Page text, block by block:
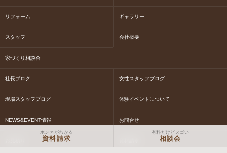
リフォーム ギャラリー
スタッフ 会社概要
家づくり相談会
社長ブログ 女性スタッフブログ
現場スタッフブログ 体験イベントについて
NEWS&EVENT情報 お問合せ
ホンネがわかる
資料請求
有料だけどスゴい
相談会